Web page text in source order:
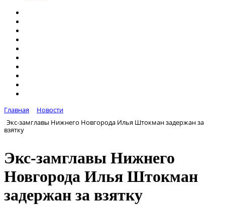
Главная
Новости
Экс-замглавы Нижнего Новгорода Илья Штокман задержан за
взятку
Экс-замглавы Нижнего
Новгорода Илья Штокман
задержан за взятку